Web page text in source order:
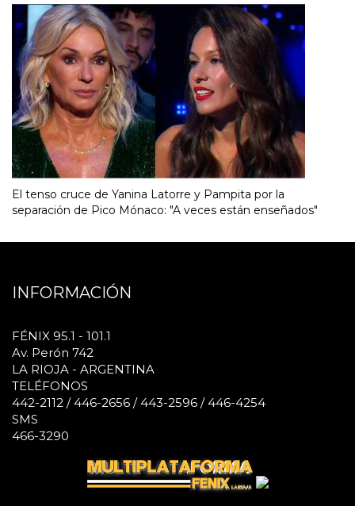
El tenso cruce de Yanina Latorre y Pampita por la
separación de Pico Mónaco: "A veces están enseñados"
INFORMACIÓN
FÉNIX 95.1 - 101.1
Av. Perón 742
LA RIOJA - ARGENTINA
TELÉFONOS
442-2112 / 446-2656 / 443-2596 / 446-4254
SMS
466-3290